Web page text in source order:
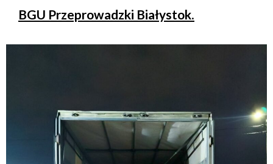
BGU Przeprowadzki Białystok.